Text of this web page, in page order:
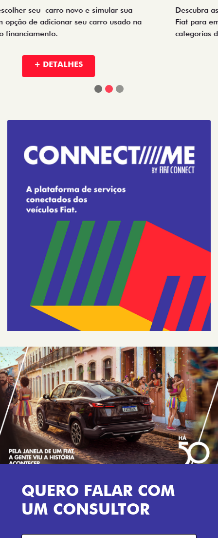
Descubra as melhores soluções e descontos em um novo
Fiat para empresas, produtores rurais, taxistas e outras
categorias de negócios.
QUERO FALAR COM
UM CONSULTOR